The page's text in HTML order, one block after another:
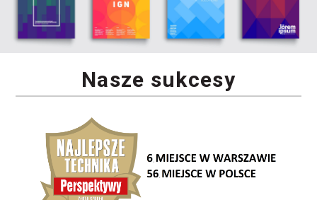
Nasze sukcesy